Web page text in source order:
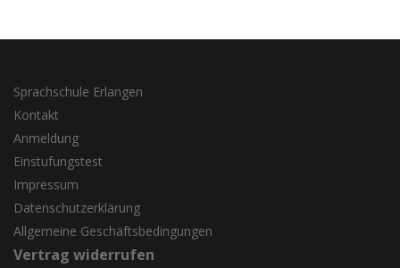
Sprachschule Erlangen
Kontakt
Anmeldung
Einstufungstest
Impressum
Datenschutzerklärung
Allgemeine Geschäftsbedingungen
Vertrag widerrufen